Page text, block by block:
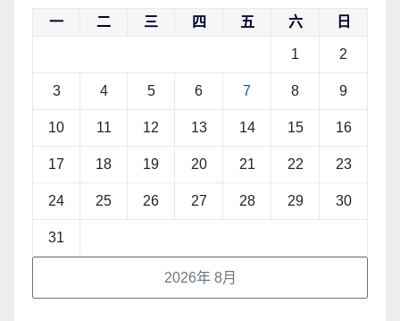
2026年 8月
一 二 三 四 五 六 日
1 2
3 4 5 6 7 8 9
10 11 12 13 14 15 16
17 18 19 20 21 22 23
24 25 26 27 28 29 30
31